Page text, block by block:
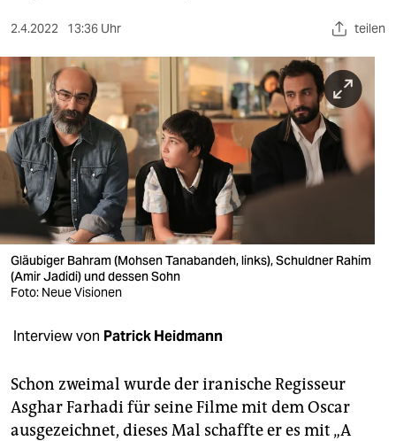
sport
berlin
nord
wahrheit
verlag
verlag
veranstaltungen
unterstützen
abo
2.4.2022 13:36 Uhr teilen
Gläubiger Bahram (Mohsen Tanabandeh, links), Schuldner Rahim
(Amir Jadidi) und dessen Sohn
Foto: Neue Visionen
Interview von Patrick Heidmann
Schon zweimal wurde der iranische Regisseur
Asghar Farhadi für seine Filme mit dem Oscar
ausgezeichnet, dieses Mal schaffte er es mit „A